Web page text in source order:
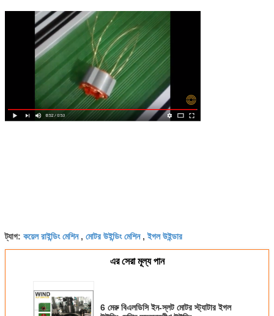
ট্যাগ: কয়েল রাইন্ডিং মেশিন, মোটর উইন্ডিং মেশিন,ইগল উইন্ডার
এর সেরা মূল্য পান
6 মেরু বিএলডিসি ইন-স্লট মোটর স্ট্যাটার ইগল